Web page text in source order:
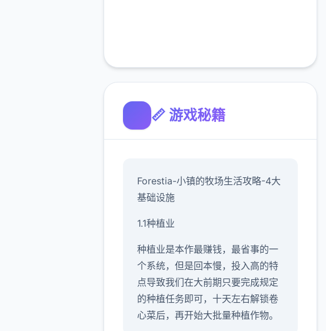
📏 游戏秘籍
Forestia-小镇的牧场生活攻略-4大
基础设施
1.1种植业
种植业是本作最赚钱，最省事的一
个系统，但是回本慢，投入高的特
点导致我们在大前期只要完成规定
的种植任务即可，十天左右解锁卷
心菜后，再开始大批量种植作物。